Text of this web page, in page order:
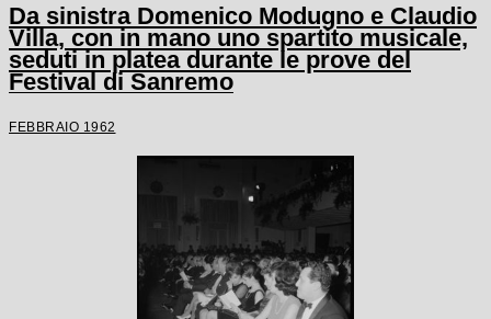
Da sinistra Domenico Modugno e Claudio
Villa, con in mano uno spartito musicale,
seduti in platea durante le prove del
Festival di Sanremo
FEBBRAIO 1962